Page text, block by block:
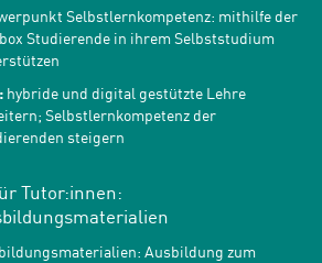
Selbstlernkompetenz: mithilfe der
Studierende in ihrem Selbststudium
hybride und digital gestützte Lehre
Selbstlernkompetenz der
steigern
Tutor:innen:
Ausbildung zum